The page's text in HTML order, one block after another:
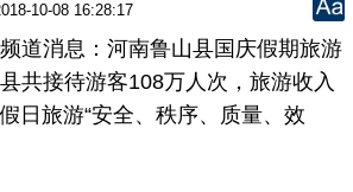
10-08 16:28:17
消息：河南鲁山县国庆假期旅游
共接待游客108万人次，旅游收入
日旅游“安全、秩序、质量、效